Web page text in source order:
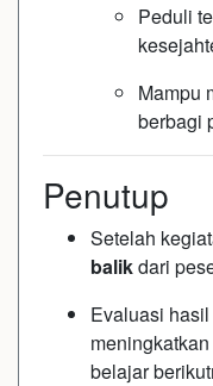
Peduli
Mampu
berbagi
Penutup
Setelah
balikdari
Evaluasi
belajar